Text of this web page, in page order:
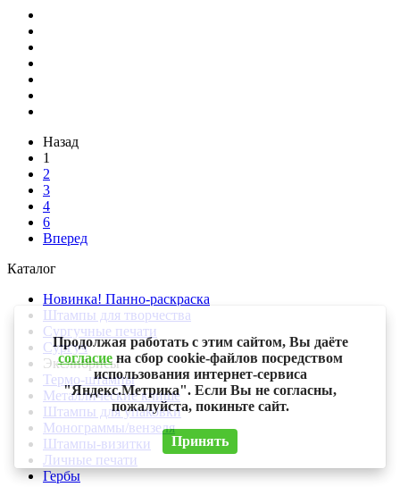
Назад
1
2
3
4
6
Вперед
Каталог
Новинка! Панно-раскраска
Штампы для творчества
Сургучные печати
Сургуч
Экслибрисы
Термо-штампы
Металлические клише
Штампы для упаковки
Монограммы/вензеля
Штампы-визитки
Личные печати
Гербы
Продолжая работать с этим сайтом, Вы даёте
согласиена сбор cookie-файлов посредством
использования интернет-сервиса
"Яндекс.Метрика". Если Вы не согласны,
пожалуйста, покиньте сайт.
Принять